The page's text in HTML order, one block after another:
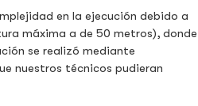
en la ejecución debido a
máxima a de 50 metros), donde
se realizó mediante
nuestros técnicos pudieran